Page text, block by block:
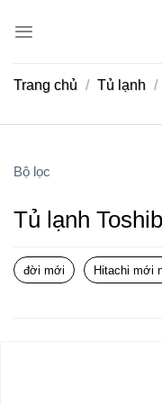
Trang chủ / Tủ lạnh /
Bộ lọc
Tủ lạnh
đời mới Hitachi mới